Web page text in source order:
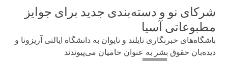
شرکای نو و دسته‌بندی جدید برای جوایز
مطبوعاتی آسیا
باشگاه‌های خبرنگاری تایلند و تایوان به دانشگاه ایالتی آریزونا و
دیده‌بان حقوق بشر به عنوان حامیان می‌پیوندند